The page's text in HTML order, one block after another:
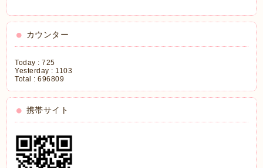
カウンター
Today :725
Yesterday : 1103
Total :696809
携帯サイト